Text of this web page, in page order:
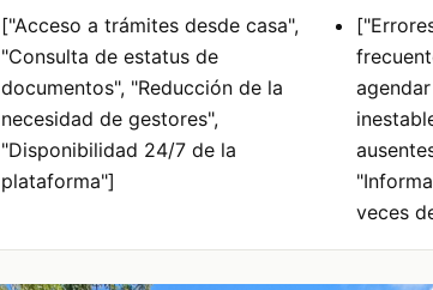
["Acceso a trámites desde casa",
"Consulta de estatus de
documentos", "Reducción de la
necesidad de gestores",
"Disponibilidad 24/7 de la
plataforma"]
veces